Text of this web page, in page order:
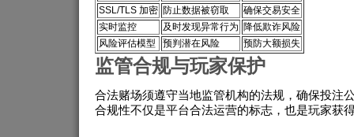
SSL/TLS 加密 防止数据被窃取
确保交易安全
实时监控
及时发现异常行为
降低欺诈风险
风险评估模型
预判潜在风险 预防大额损失
监管合规与玩家保护
合法赌场须遵守当地监管机构的法规，确保投注
合规性不仅是平台合法运营的标志，也是玩家获